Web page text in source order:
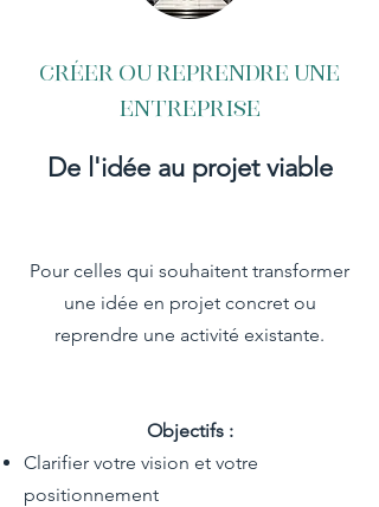
Créer ou reprendre une
entreprise
De l'idée au projet viable
Pour celles qui souhaitent transformer
une idée en projet concret ou
reprendre une activité existante.
Objectifs :
Clarifier votre vision et votre
positionnement